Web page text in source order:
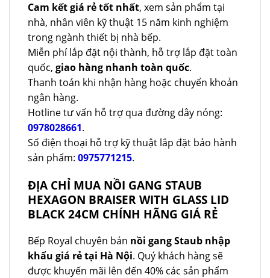
Cam kết giá rẻ tốt nhất, xem sản phẩm tại
nhà, nhân viên kỹ thuật 15 năm kinh nghiệm
trong ngành thiết bị nhà bếp.
Miễn phí lắp đặt nội thành, hỗ trợ lắp đặt toàn
quốc, giao hàng nhanh toàn quốc.
Thanh toán khi nhận hàng hoặc chuyển khoản
ngân hàng.
Hotline tư vấn hỗ trợ qua đường dây nóng:
0978028661.
Số điện thoại hỗ trợ kỹ thuật lắp đặt bảo hành
sản phẩm: 0975771215.
ĐỊA CHỈ MUA NỒI GANG STAUB
HEXAGON BRAISER WITH GLASS LID
BLACK 24CM CHÍNH HÃNG GIÁ RẺ
Bếp Royal chuyên bán nồi gang Staub nhập
khẩu giá rẻ tại Hà Nội. Quý khách hàng sẽ
được khuyến mãi lên đến 40% các sản phẩm